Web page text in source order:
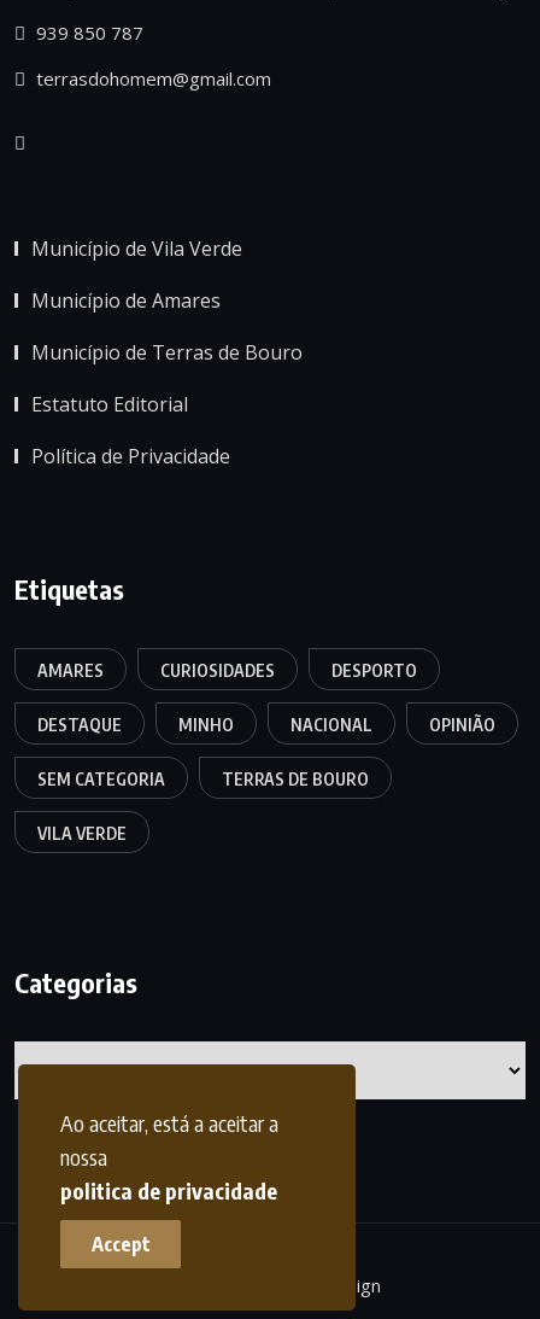
Ao aceitar, está a aceitar a
nossa
politica de privacidade
Accept
939 850 787
terrasdohomem@gmail.com
Município de Vila Verde
Município de Amares
Município de Terras de Bouro
Estatuto Editorial
Política de Privacidade
Etiquetas
AMARES CURIOSIDADES DESPORTO
DESTAQUE MINHO NACIONAL OPINIÃO
SEM CATEGORIA TERRAS DE BOURO
VILA VERDE
Categorias
frdesign